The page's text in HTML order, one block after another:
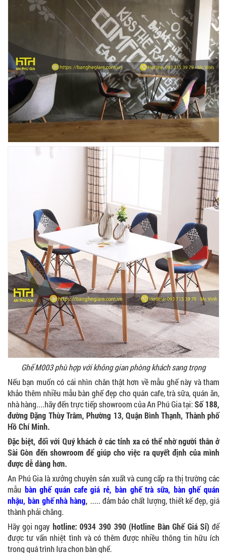
Ghế M003 phù hợp với không gian phòng khách sang trọng
Nếu bạn muốn có cái nhìn chân thật hơn về mẫu ghế này và tham
khảo thêm nhiều mẫu bàn ghế đẹp cho quán cafe, trà sữa, quán ăn,
nhà hàng....hãy đến trực tiếp showroom của An Phú Gia tại:Số 188,
đường Đặng Thùy Trâm, Phường 13, Quận Bình Thạnh, Thành phố
Hồ Chí Minh.
Đặc biệt, đối với Quý khách ở các tỉnh xa có thể nhờ người thân ở
Sài Gòn đến showroom để giúp cho việc ra quyết định của mình
được dễ dàng hơn.
An Phú Gia là xưởng chuyên sản xuất và cung cấp ra thị trường các
mẫu bàn ghế quán cafe giá rẻ, bàn ghế trà sữa, bàn ghế quán
nhậu, bàn ghế nhà hàng, ..... đảm bảo chất lượng, thiết kế đẹp, giá
thành phải chăng.
Hãy gọi ngay hotline: 0934 390 390 (Hotline Bàn Ghế Giá Sỉ) để
được tư vấn nhiệt tình và có thêm được nhiều thông tin hữu ích
trong quá trình lựa chọn bàn ghế.
Ghế Ăn nhập khẩu ELLA - Mã SP: GNK05
Liên hệ
BÀN BAR BEER CLUB BCF SX GIÁ RẺ - MÃ SỐ:
750.000 VNĐ
GHẾ EAMES - GHẾ NHỰA CAFE CHÂN GỖ GIÁ RẺ
- MÃ SỐ: M002
550.000 VNĐ
GHẾ XẾP GẤP GIÁ RẺ - MÃ SỐ: X001
380.000 VNĐ
BÀN CAFE BCF01 GIÁ RẺ - MÃ SỐ: BCF01
650.000 VNĐ
BỘ BÀN GHẾ GỖ XẾP QUÁN NHẬU GIÁ RẺ - MÃ
SỐ: X001
Ghế Nhựa Nhập Khẩu - Mã SP: N46
450.000 VNĐ
Ghế Ăn nhập khẩu ELLA - Mã SP: GNK05